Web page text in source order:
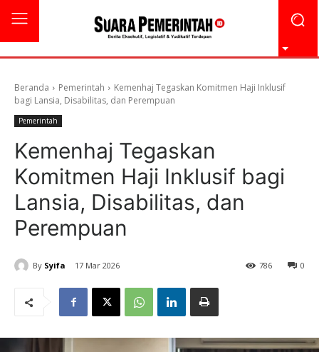
Beranda Pemerintah
Kemenhaj Tegaskan Komitmen Haji Inklusif
bagi Lansia, Disabilitas, dan Perempuan
Pemerintah
Kemenhaj Tegaskan
Komitmen Haji Inklusif bagi
Lansia, Disabilitas, dan
Perempuan
By Syifa 17 Mar 2026 0
786